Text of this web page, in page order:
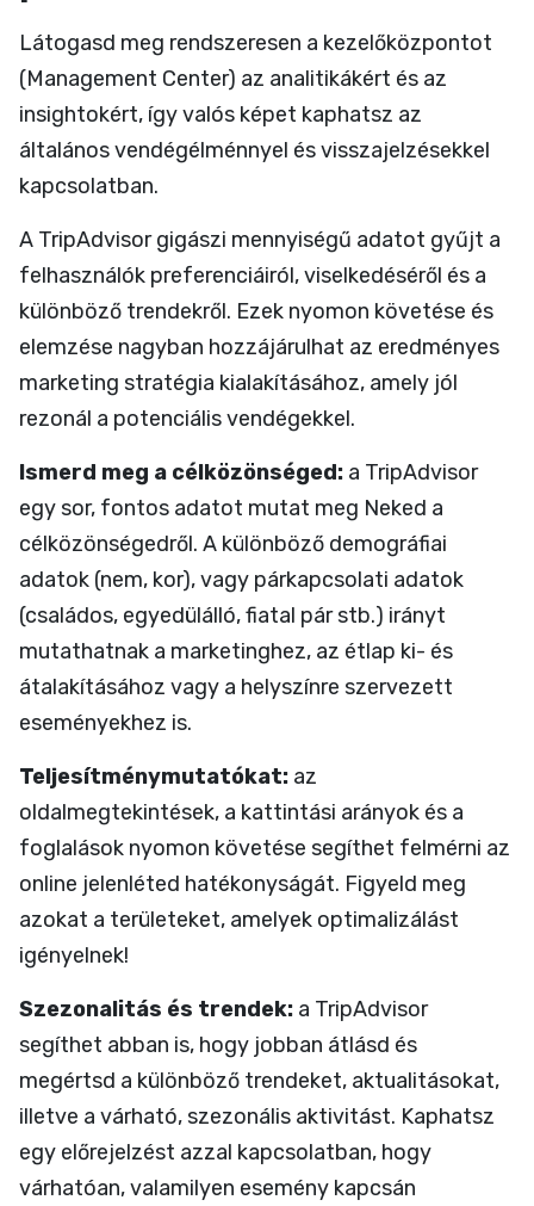
Látogasd meg rendszeresen a kezelőközpontot
(Management Center) az analitikákért és az
insightokért, így valós képet kaphatsz az
általános vendégélménnyel és visszajelzésekkel
kapcsolatban.
A TripAdvisor gigászi mennyiségű adatot gyűjt a
felhasználók preferenciáiról, viselkedéséről és a
különböző trendekről. Ezek nyomon követése és
elemzése nagyban hozzájárulhat az eredményes
marketing stratégia kialakításához, amely jól
rezonál a potenciális vendégekkel.
Ismerd meg a célközönséged: a TripAdvisor
egy sor, fontos adatot mutat meg Neked a
célközönségedről. A különböző demográfiai
adatok (nem, kor), vagy párkapcsolati adatok
(családos, egyedülálló, fiatal pár stb.) irányt
mutathatnak a marketinghez, az étlap ki- és
átalakításához vagy a helyszínre szervezett
eseményekhez is.
Teljesítménymutatókat: az
oldalmegtekintések, a kattintási arányok és a
foglalások nyomon követése segíthet felmérni az
online jelenléted hatékonyságát. Figyeld meg
azokat a területeket, amelyek optimalizálást
igényelnek!
Szezonalitás és trendek: a TripAdvisor
segíthet abban is, hogy jobban átlásd és
megértsd a különböző trendeket, aktualitásokat,
illetve a várható, szezonális aktivitást. Kaphatsz
egy előrejelzést azzal kapcsolatban, hogy
várhatóan, valamilyen esemény kapcsán